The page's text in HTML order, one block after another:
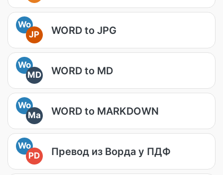
Wo
JP
WORD to JPG
Wo
MD
WORD to MD
Wo
Ma
WORD to MARKDOWN
Wo
PD
Превод из Ворда у ПДФ